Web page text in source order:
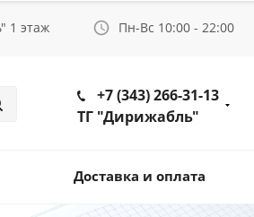
1 этаж Пн-Вс 10:00 - 22:00
+7 (343) 266-31-13
ТГ "Дирижабль"
Доставка и оплата